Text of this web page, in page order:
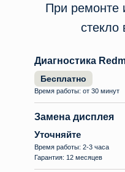
При ремонте
стекло
Диагностика
Бесплатно
Время работы: от 30 минут
Замена дисплея
Уточняйте
Время работы: 2-3 часа
Гарантия: 12 месяцев